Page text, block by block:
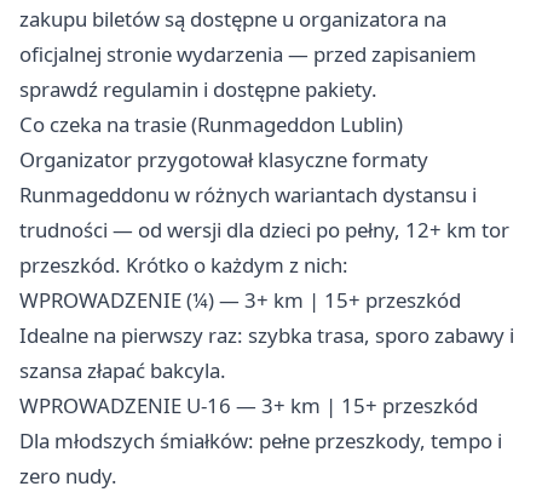
zakupu biletów są dostępne u organizatora na
oficjalnej stronie wydarzenia — przed zapisaniem
sprawdź regulamin i dostępne pakiety.
Co czeka na trasie (Runmageddon Lublin)
Organizator przygotował klasyczne formaty
Runmageddonu w różnych wariantach dystansu i
trudności — od wersji dla dzieci po pełny, 12+ km tor
przeszkód. Krótko o każdym z nich:
WPROWADZENIE (¼) — 3+ km | 15+ przeszkód
Idealne na pierwszy raz: szybka trasa, sporo zabawy i
szansa złapać bakcyla. ‍
WPROWADZENIE U-16 — 3+ km | 15+ przeszkód
Dla młodszych śmiałków: pełne przeszkody, tempo i
zero nudy.